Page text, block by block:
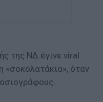
της ΝΔ έγινε viral
«σοκολατάκια», όταν